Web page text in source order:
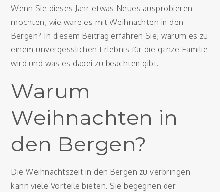
Wenn Sie dieses Jahr etwas Neues ausprobieren
möchten, wie wäre es mit Weihnachten in den
Bergen? In diesem Beitrag erfahren Sie, warum es zu
einem unvergesslichen Erlebnis für die ganze Familie
wird und was es dabei zu beachten gibt.
Warum
Weihnachten in
den Bergen?
Die Weihnachtszeit in den Bergen zu verbringen
kann viele Vorteile bieten. Sie begegnen der